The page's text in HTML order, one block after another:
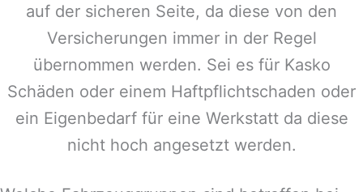
auf der sicheren Seite, da diese von den
Versicherungen immer in der Regel
übernommen werden. Sei es für Kasko
Schäden oder einem Haftpflichtschaden oder
ein Eigenbedarf für eine Werkstatt da diese
nicht hoch angesetzt werden.